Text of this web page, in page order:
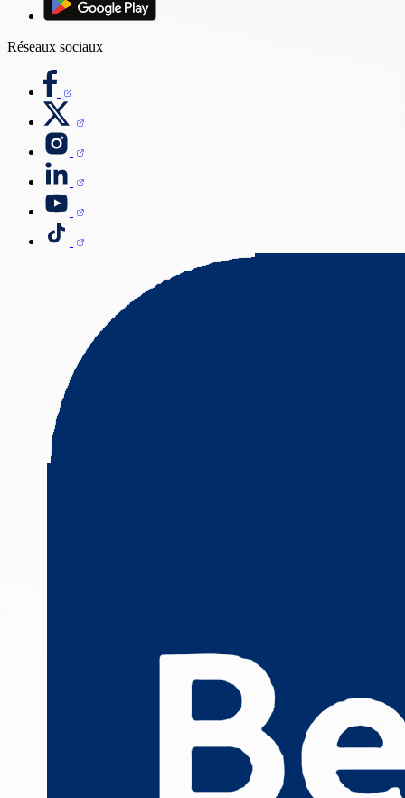
Réseaux sociaux